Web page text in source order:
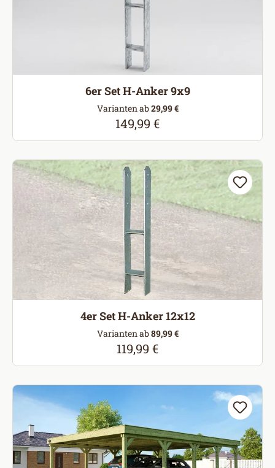
6er Set H-Anker 9x9
Varianten ab29,99 €
Regulärer Preis:
149,99 €
4er Set H-Anker 12x12
Varianten ab89,99 €
Regulärer Preis:
119,99 €